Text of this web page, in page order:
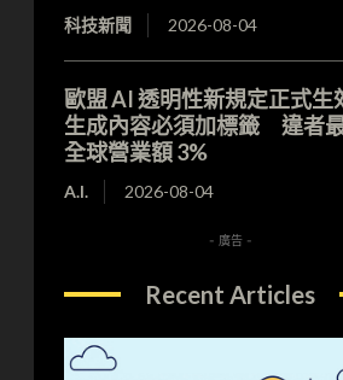
科技新聞 2026-08-04
歐盟 AI 透明性新規定正式
生成內容必須加標籤 違者
全球營業額 3%
A.I. 2026-08-04
- 廣告 -
Recent Articles